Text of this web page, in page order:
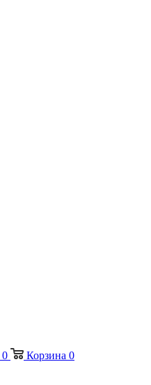
0 Корзина 0